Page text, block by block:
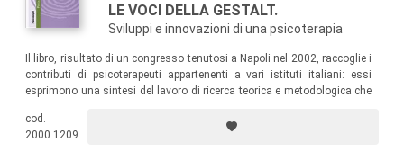
LE VOCI DELLA GESTALT.
Sviluppi e innovazioni di una psicoterapia
Il libro, risultato di un congresso tenutosi a Napoli nel 2002, raccoglie i
contributi di psicoterapeuti appartenenti a vari istituti italiani: essi
esprimono una sintesi del lavoro di ricerca teorica e metodologica che
della Gestalt.
cod.
2000.1209